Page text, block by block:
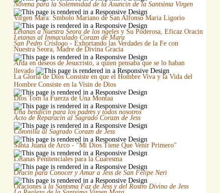
Novena para la Solemnidad de la Asuncin de la Santsima Virgen
Virgen Mara: Smbolo Mariano de San Alfonso Maria Ligorio
Letanas a Nuestra Seora de los ngeles y Su Poderosa, Eficaz Oracin
Letanas al Inmaculado Corazn de Mara
San Pedro Crislogo - Exhortando las Verdades de la Fe con
Nuestra Seora, Madre de Divina Gracia
Arda en deseos de Jesucristo, a quien pensaba que se lo haban
llevado
La Gloria de Dios Consiste en que el Hombre Viva y la Vida del
Hombre Consiste en la Visin de Dios
Dios Tom la Fuerza de Una Montaa
Una bendicin para los padres y todos nosotros
Acto de Reparacin al Sagrado Corazn de Jess
Coronilla al Sagrado Corazn de Jess
Santa Juana de Arco - "Mi Dios Tiene Que Venir Primero"
Letanas Penitenciales para la Cuaresma
Oracin para Conocer y Amar a Jess de San Felipe Neri
Oraciones a la Santsma Faz de Jess y del Rostro Divino de Jess